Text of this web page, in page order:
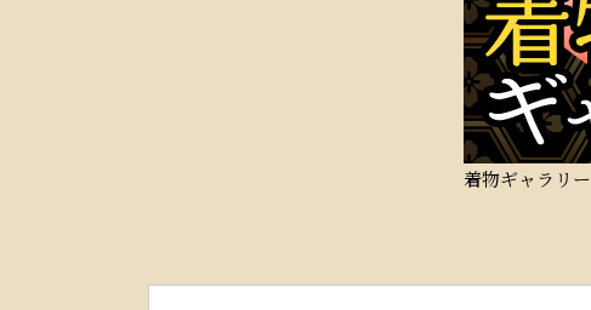
着物ギャラリー